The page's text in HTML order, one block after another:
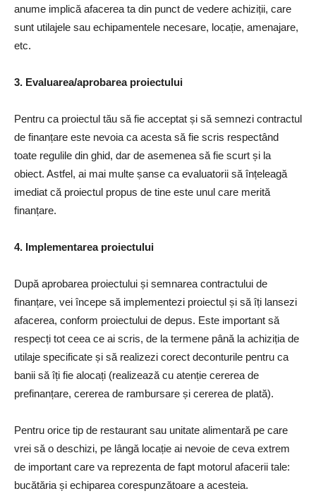
anume implică afacerea ta din punct de vedere achiziții, care
sunt utilajele sau echipamentele necesare, locație, amenajare,
etc.
3. Evaluarea/aprobarea proiectului
Pentru ca proiectul tău să fie acceptat și să semnezi contractul
de finanțare este nevoia ca acesta să fie scris respectând
toate regulile din ghid, dar de asemenea să fie scurt și la
obiect. Astfel, ai mai multe șanse ca evaluatorii să înțeleagă
imediat că proiectul propus de tine este unul care merită
finanțare.
4. Implementarea proiectului
După aprobarea proiectului și semnarea contractului de
finanțare, vei începe să implementezi proiectul și să îți lansezi
afacerea, conform proiectului de depus. Este important să
respecți tot ceea ce ai scris, de la termene până la achiziția de
utilaje specificate și să realizezi corect deconturile pentru ca
banii să îți fie alocați (realizează cu atenție cererea de
prefinanțare, cererea de rambursare și cererea de plată).
Pentru orice tip de restaurant sau unitate alimentară pe care
vrei să o deschizi, pe lângă locație ai nevoie de ceva extrem
de important care va reprezenta de fapt motorul afacerii tale:
bucătăria și echiparea corespunzătoare a acesteia.